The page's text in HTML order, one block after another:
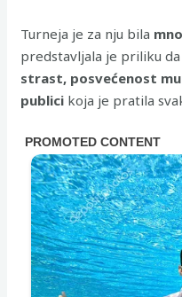
Turneja je za nju bila
predstavljala je priliku
strast, posvećenost
publici koja je pratila